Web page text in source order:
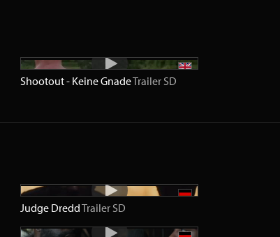
Shootout - Keine GnadeTrailer SD
Judge DreddTrailer SD